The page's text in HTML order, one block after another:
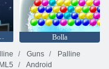
Bubble Burst
Bolla
Guns
Palline
Android